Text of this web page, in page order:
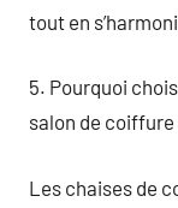
tout en
5. Pourquoi
salon de coiffure
Les chaises de